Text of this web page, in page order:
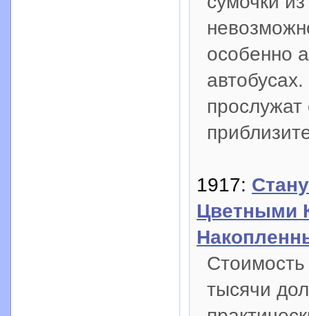
особенно
прослужат
1917:
Цветными
тысячи